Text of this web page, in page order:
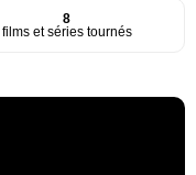
8
films et séries tournés